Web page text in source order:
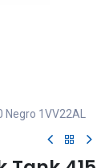
1VV22AL